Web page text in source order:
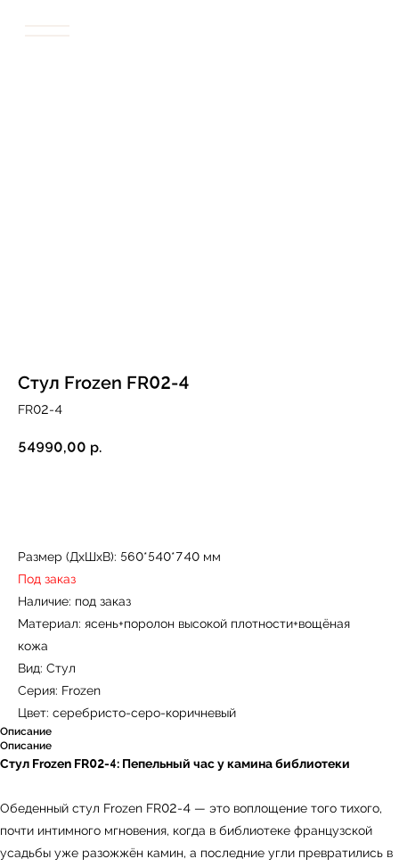
Стул Frozen FR02-4
FR02-4
54990,00 р.
Размер (ДxШxВ): 560*540*740 мм
Под заказ
Наличие: под заказ
Материал: ясень+поролон высокой плотности+вощёная
кожа
Вид: Стул
Серия: Frozen
Цвет: серебристо-серо-коричневый
Описание
Описание
Стул Frozen FR02-4: Пепельный час у камина библиотеки
Обеденный стул Frozen FR02-4 — это воплощение того тихого,
почти интимного мгновения, когда в библиотеке французской
усадьбы уже разожжён камин, а последние угли превратились в